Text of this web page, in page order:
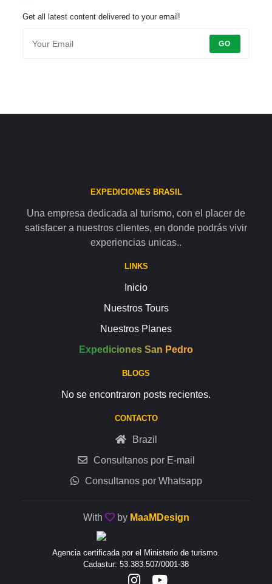
Get all latest content delivered to your email!
GO
EXPEDICIONES BRASIL
Una empresa dedicada al turismo, con el placer de
satisfacer a nuestros clientes, en donde podrás vivir
experiencias unicas..
LINKS
Inicio
Nuestros Tours
Nuestros Planes
Expediciones San Pedro
BLOGS
No se encontraron posts recientes.
CONTACTO
Brazil
Consultanos por E-mail
Consultanos por Whatsapp
With by MaaMDesign
Agencia certificada por el Ministerio de turismo.
Cadastur: 53.383.507/0001-38